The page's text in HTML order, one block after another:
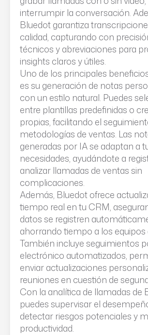
interrumpir la conversación.
Bluedot garantiza
calidad, capturando con
técnicos y abreviaciones para
insights claros y útiles.
Uno de los principales
es su generación de notas
con un estilo natural. Puedes
entre plantillas predefinidas o
propias, facilitando el
metodologías de ventas. Las
generadas por IA se adaptan a
necesidades, ayudándote a
analizar llamadas de ventas sin
complicaciones.
Además, Bluedot ofrece
tiempo real en tu CRM,
datos se registren
ahorrando tiempo a los equipos
También incluye seguimientos
electrónico automatizados,
enviar actualizaciones
reuniones en cuestión de
Con la analítica de llamadas de
puedes supervisar el
detectar riesgos potenciales y
productividad.